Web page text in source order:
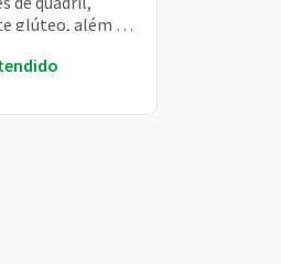
glúteo, além de
em geral